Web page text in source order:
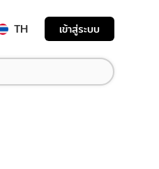
TH เข้าสู่ระบบ